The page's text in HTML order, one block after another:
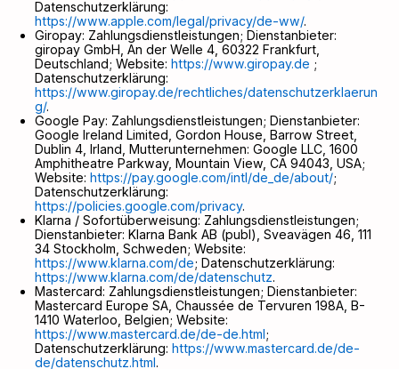
Datenschutzerklärung:
https://www.apple.com/legal/privacy/de-ww/.
Giropay: Zahlungsdienstleistungen; Dienstanbieter:
giropay GmbH, An der Welle 4, 60322 Frankfurt,
Deutschland; Website:https://www.giropay.de ;
Datenschutzerklärung:
https://www.giropay.de/rechtliches/datenschutzerklaerun
g/.
Google Pay: Zahlungsdienstleistungen; Dienstanbieter:
Google Ireland Limited, Gordon House, Barrow Street,
Dublin 4, Irland, Mutterunternehmen: Google LLC, 1600
Amphitheatre Parkway, Mountain View, CA 94043, USA;
Website:https://pay.google.com/intl/de_de/about/;
Datenschutzerklärung:
https://policies.google.com/privacy.
Klarna / Sofortüberweisung: Zahlungsdienstleistungen;
Dienstanbieter: Klarna Bank AB (publ), Sveavägen 46, 111
34 Stockholm, Schweden; Website:
https://www.klarna.com/de; Datenschutzerklärung:
https://www.klarna.com/de/datenschutz.
Mastercard: Zahlungsdienstleistungen; Dienstanbieter:
Mastercard Europe SA, Chaussée de Tervuren 198A, B-
1410 Waterloo, Belgien; Website:
https://www.mastercard.de/de-de.html;
Datenschutzerklärung:https://www.mastercard.de/de-
de/datenschutz.html.